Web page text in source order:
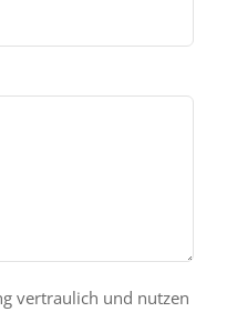
vertraulich und nutzen